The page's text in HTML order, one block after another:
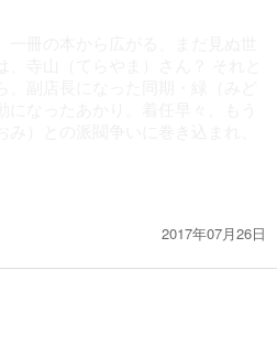
2017年07月26日